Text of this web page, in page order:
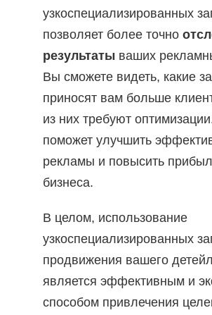
узкоспециализированных
позволяет более точно
результаты ваших
Вы сможете видеть, какие
приносят вам больше
из них требуют
поможет улучшить
рекламы и повысить
бизнеса.
В целом, использование
узкоспециализированных
продвижения вашего
является эффективным и
способом привлечения